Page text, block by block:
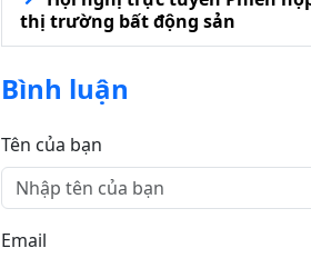
thị trường bất động sản
Bình luận
Tên của bạn
Email